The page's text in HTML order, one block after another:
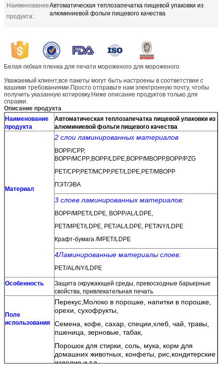
Наименование
продукта:
Автоматическая теплозапечатка пищевой упаковки из
алюминиевой фольги пищевого качества
Белая гибкая пленка для печати мороженого для мороженого
Уважаемый клиент,все пакеты могут быть настроены в соответствии с
вашими требованиями.Просто отправьте нам электронную почту, чтобы
получить указанную котировку.Ниже описание продуктов только для
справки.
Описание продукта
Наименование
продукта
Автоматическая теплозапечатка пищевой упаковки из
алюминиевой фольги пищевого качества
Материал
2 слои ламинированных материалов
BOPP/CPP,
BOPP/MCPP BOPP/LDPE,BOPP/MBOPP,BOPP/PZG
PET/CPP,PET/MCPP,PET/LDPE,PET/MBOPP
ПЭТ/ЭВА
3 слоев ламинированных материалов:
BOPP/MPET/LDPE, BOPP/AL/LDPE,
PET/MPET/LDPE, PET/AL/LDPE, PET/NY/LDPE
Крафт-бумага /MPET/LDPE
4Ламинированные материалы слоев:
PET/AL/NY/LDPE
Особенность
Защита окружающей среды, превосходные барьерные
свойства, привлекательная печать
Поле
использования
Перекус Молоко в порошке, напитки в порошке,
орехи, сухофрукты,
Семена, кофе, сахар, специи, хлеб, чай, травы,
пшеница, зерновые, табак,
Порошок для стирки, соль, мука, корм для
домашних животных, конфеты, рис, кондитерские
изделия и т.д.